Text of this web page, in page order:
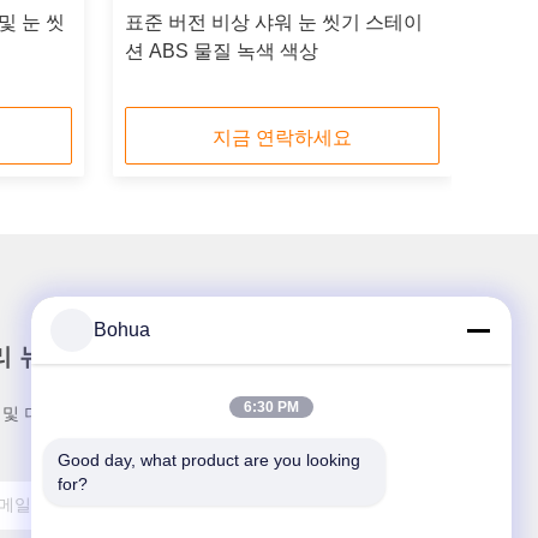
눈 씻
표준 버전 비상 샤워 눈 씻기 스테이
션 ABS 물질 녹색 색상
지금 연락하세요
뉴스레터
더 많은 정보를 얻기 위해 뉴스레터에 가입하십시
Bohua
6:30 PM
Good day, what product are you looking
for?